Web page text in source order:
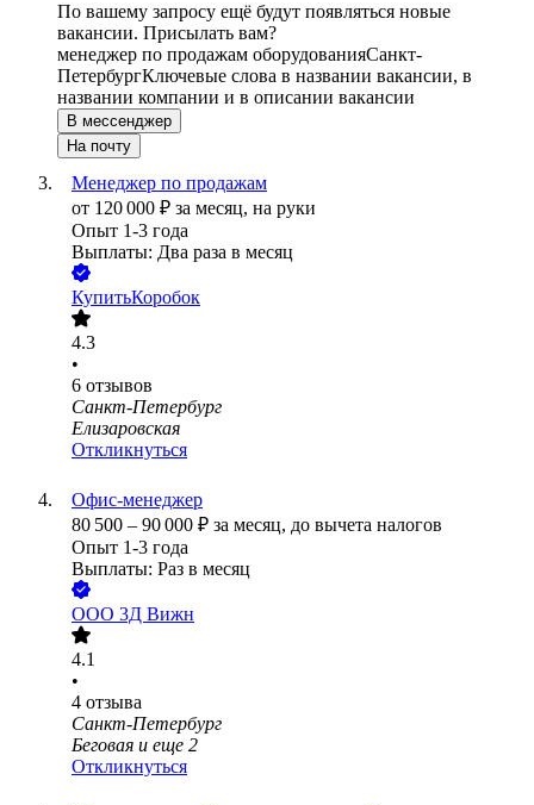
По вашему запросу ещё будут появляться новые
вакансии. Присылать вам?
менеджер по продажам оборудованияСанкт-
ПетербургКлючевые слова в названии вакансии, в
названии компании и в описании вакансии
В мессенджер
На почту
Менеджер по продажам
от 120 000 ₽ за месяц, на руки
Опыт 1-3 года
Выплаты: Два раза в месяц
КупитьКоробок
4.3
•
6 отзывов
Санкт-Петербург
Елизаровская
Откликнуться
Офис-менеджер
80 500 – 90 000 ₽ за месяц, до вычета налогов
Опыт 1-3 года
Выплаты: Раз в месяц
ООО 3Д Вижн
4.1
•
4 отзыва
Санкт-Петербург
Беговая и еще 2
Откликнуться